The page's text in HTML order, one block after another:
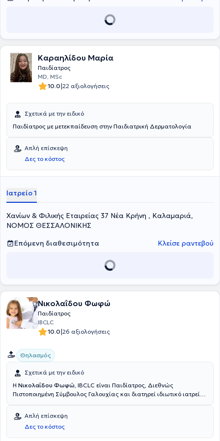
προγραμμάτων κατάρτισης του Υπουργείου Υγείας σχετικά με τις
μετα- Covid-19 επιπτώσεις στα παιδιά και εφήβους και
Τέλος, είναι Πρόεδρος της Επιτροπής διόρθωσης του
γνωστοποιημένου φύλου ανηλίκων του Υπουργείου Υγείας και της
Διεθνούς Επιτροπής ανάπτυξης "φιλικών" υπηρεσιών σύμφωνα με
τις κατευθυντήριες οδηγίες του Π.Ο.Υ.
Καραηλίδου Μαρία
Παιδίατρος
MD, MSc
10.0|22 αξιολογήσεις
Σχετικά με την ειδικό
Παιδίατρος με μετεκπαίδευση στην Παιδιατρική Δερματολογία
Απλή επίσκεψη
Δες το κόστος
Ιατρείο 1
Χανίων & Φιλικής Εταιρείας 37 Νέα Κρήνη , Καλαμαριά,
ΝΟΜΟΣ ΘΕΣΣΑΛΟΝΙΚΗΣ
Επόμενη διαθεσιμότητα
Κλείσε ραντεβού
Νικολαΐδου Φωφώ
Παιδίατρος
IBCLC
10.0|26 αξιολογήσεις
Θηλασμός
Σχετικά με την ειδικό
Η Νικολαΐδου Φωφώ, IBCLC είναι Παιδίατρος, Διεθνώς
Πιστοποιημένη Σύμβουλος Γαλουχίας και διατηρεί ιδιωτικό ιατρείο
Ευρωκλινικής Παίδων. Ειδικεύθηκε στην Παιδιατρική στην Β’
Παιδιατρική Κλινική του Πανεπιστημίου Αθηνών, στο νοσοκομείο
Παίδων "Π. & Α. Κυριακού" καθώς και στο τμήμα Νεογνολογίας της
Β’ Μαιευτικής και Γυναικολογικής Κλινικής του Πανεπιστημίου
Απλή επίσκεψη
Δες το κόστος